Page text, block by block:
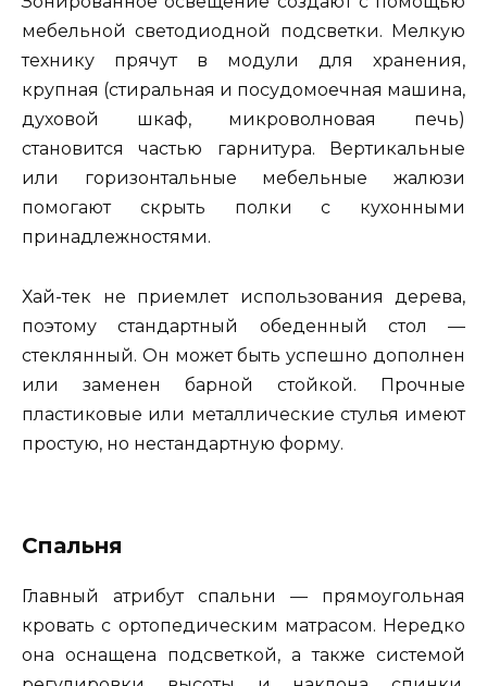
мебельной светодиодной подсветки. Мелкую
технику прячут в модули для хранения,
крупная (стиральная и посудомоечная машина,
духовой шкаф, микроволновая печь)
становится частью гарнитура. Вертикальные
или горизонтальные мебельные жалюзи
помогают скрыть полки с кухонными
принадлежностями.
Хай-тек не приемлет использования дерева,
поэтому стандартный обеденный стол —
стеклянный. Он может быть успешно дополнен
или заменен барной стойкой. Прочные
пластиковые или металлические стулья имеют
простую, но нестандартную форму.
Спальня
Главный атрибут спальни — прямоугольная
кровать с ортопедическим матрасом. Нередко
она оснащена подсветкой, а также системой